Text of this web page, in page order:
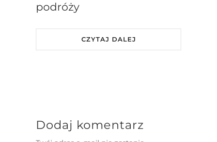
podróży
CZYTAJ DALEJ
Dodaj komentarz